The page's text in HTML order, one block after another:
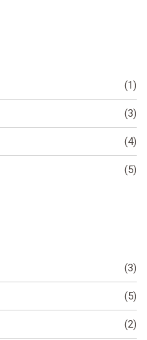
(1)
(3)
(4)
(5)
(3)
(5)
(2)